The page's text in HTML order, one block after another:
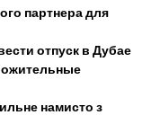
партнера для
отпуск в Дубае
намисто з